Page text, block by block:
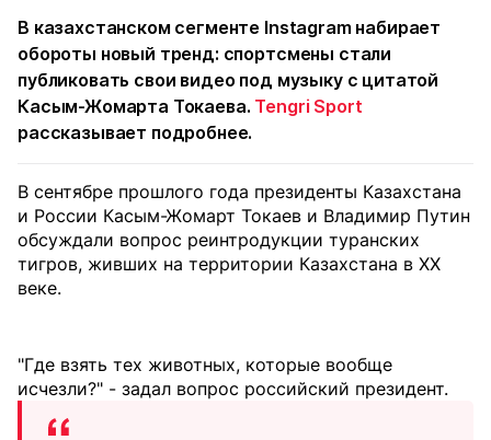
В казахстанском сегменте Instagram набирает
обороты новый тренд: спортсмены стали
публиковать свои видео под музыку с цитатой
Касым-Жомарта Токаева. Tengri Sport
рассказывает подробнее.
В сентябре прошлого года президенты Казахстана
и России Касым-Жомарт Токаев и Владимир Путин
обсуждали вопрос реинтродукции туранских
тигров, живших на территории Казахстана в XX
веке.
"Где взять тех животных, которые вообще
исчезли?" - задал вопрос российский президент.